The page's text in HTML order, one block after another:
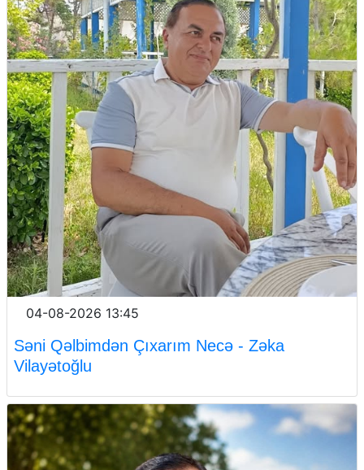
04-08-2026 13:45
Səni Qəlbimdən Çıxarım Necə - Zəka
Vilayətoğlu